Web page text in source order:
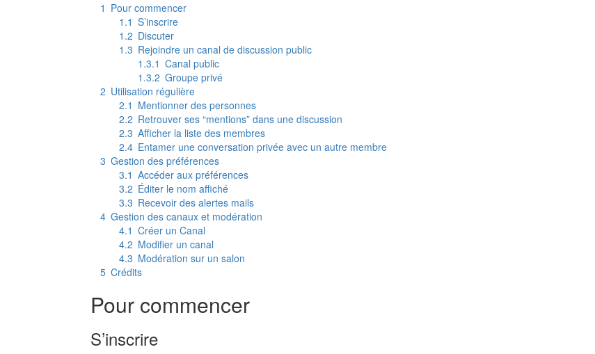
1 Pour commencer
1.1 S’inscrire
1.2 Discuter
1.3 Rejoindre un canal de discussion public
1.3.1 Canal public
1.3.2 Groupe privé
2 Utilisation régulière
2.1 Mentionner des personnes
2.2 Retrouver ses “mentions” dans une discussion
2.3 Afficher la liste des membres
2.4 Entamer une conversation privée avec un autre membre
3 Gestion des préférences
3.1 Accéder aux préférences
3.2 Éditer le nom affiché
3.3 Recevoir des alertes mails
4 Gestion des canaux et modération
4.1 Créer un Canal
4.2 Modifier un canal
4.3 Modération sur un salon
5 Crédits
Pour commencer
S’inscrire